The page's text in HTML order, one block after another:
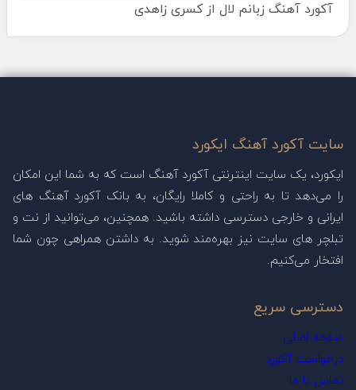
آکورد آهنگ زبانم لال از کسری زاهدی
سایت آکورد آهنگ ایکورد
ایکورد، یک سایت اینترنتی آکورد آهنگ است که به شما این امکان
را می‌دهد تا به راحتی و کاملا رایگان، به بانک آکورد آهنگ های
ایرانی و خارجی دسترسی داشته باشید. همچنین، می‌توانید از نت و
تبلچر های سایت نیز بهره‌مند شوید. به داشتن همراهی چون شما
افتخار می‌کنیم.
دسترسی سریع
صفحه اصلی
درخواست آکورد
تماس با ما